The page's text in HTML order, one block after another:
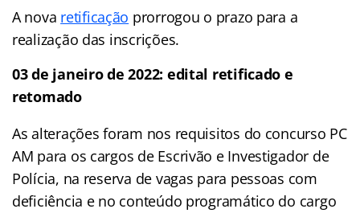
A nova retificação prorrogou o prazo para a
realização das inscrições.
03 de janeiro de 2022: edital retificado e
retomado
As alterações foram nos requisitos do concurso PC
AM para os cargos de Escrivão e Investigador de
Polícia, na reserva de vagas para pessoas com
deficiência e no conteúdo programático do cargo